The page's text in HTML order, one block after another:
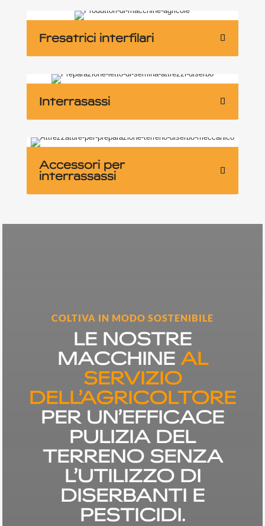
Fresatrici interfilari
Interrasassi
Accessori per
interrassassi
COLTIVA IN MODO SOSTENIBILE
LE NOSTRE
MACCHINE AL
SERVIZIO
DELL’AGRICOLTORE
PER UN’EFFICACE
PULIZIA DEL
TERRENO SENZA
L’UTILIZZO DI
DISERBANTI E
PESTICIDI.